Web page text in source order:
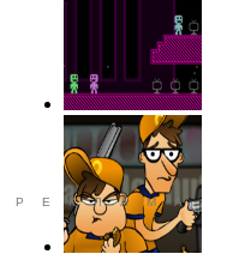
РЕКЛАМА